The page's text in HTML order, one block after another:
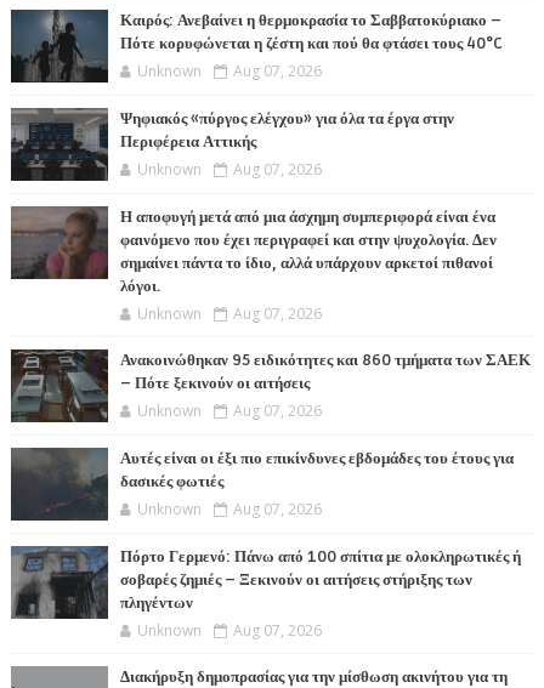
Καιρός: Ανεβαίνει η θερμοκρασία το Σαββατοκύριακο –
Πότε κορυφώνεται η ζέστη και πού θα φτάσει τους 40°C
Unknown Aug 07, 2026
Ψηφιακός «πύργος ελέγχου» για όλα τα έργα στην
Περιφέρεια Αττικής
Unknown Aug 07, 2026
Η αποφυγή μετά από μια άσχημη συμπεριφορά είναι ένα
φαινόμενο που έχει περιγραφεί και στην ψυχολογία. Δεν
σημαίνει πάντα το ίδιο, αλλά υπάρχουν αρκετοί πιθανοί
λόγοι.
Unknown Aug 07, 2026
Ανακοινώθηκαν 95 ειδικότητες και 860 τμήματα των ΣΑΕΚ
– Πότε ξεκινούν οι αιτήσεις
Unknown Aug 07, 2026
Αυτές είναι οι έξι πιο επικίνδυνες εβδομάδες του έτους για
δασικές φωτιές
Unknown Aug 07, 2026
Πόρτο Γερμενό: Πάνω από 100 σπίτια με ολοκληρωτικές ή
σοβαρές ζημιές – Ξεκινούν οι αιτήσεις στήριξης των
πληγέντων
Unknown Aug 07, 2026
Διακήρυξη δημοπρασίας για την μίσθωση ακινήτου για τη